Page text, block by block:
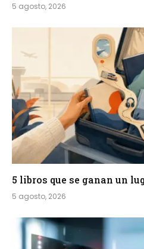
5 agosto, 2026
5 libros que se ganan un
5 agosto, 2026